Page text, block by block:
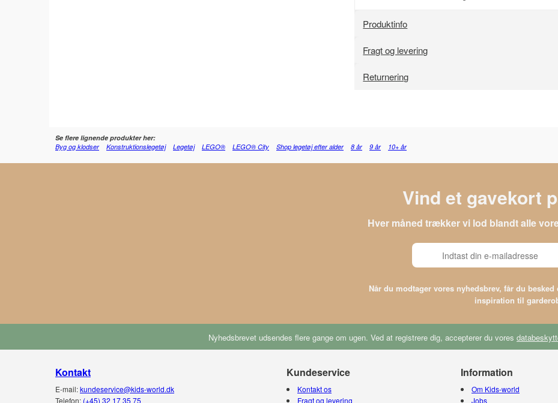
Produktinfo
Fragt og levering
Returnering
Se flere lignende produkter her:
Byg og klodser
Konstruktionslegetøj Legetøj LEGO® LEGO® City Shop legetøj efter alder 8 år 9 år 10+ år
Vind et gavekort
Hver måned trækker vi lod blandt alle
Når du modtager vores nyhedsbrev, får du
inspiration til
Nyhedsbrevet udsendes flere gange om ugen. Ved at registrere dig, accepterer du vores
Kontakt
E-mail:kundeservice@kids-world.dk
Telefon: (+45) 32 17 35 75
Kundeservice
Kontakt os
Fragt og levering
Information
Om Kids-world
Jobs